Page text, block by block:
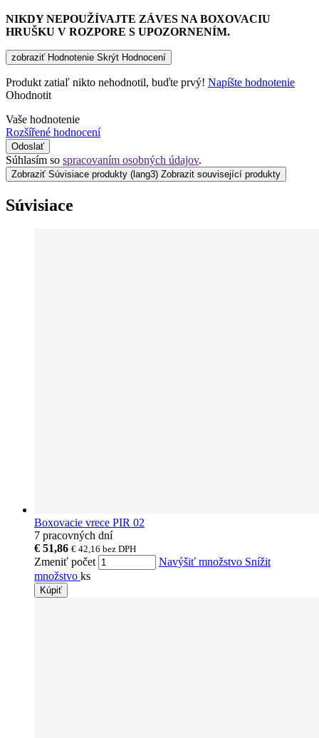
NIKDY NEPOUŽÍVAJTE ZÁVES NA BOXOVACIU
HRUŠKU V ROZPORE S UPOZORNENÍM.
zobraziť Hodnotenie Skrýt Hodnocení
Produkt zatiaľ nikto nehodnotil, buďte prvý! Napíšte hodnotenie
Ohodnotit
Vaše hodnotenie
Rozšířené hodnocení
Odoslať
Súhlasím so spracovaním osobných údajov.
Zobraziť Súvisiace produkty (lang3) Zobrazit související produkty
Súvisiace
Boxovacie vrece PIR 02
7 pracovných dní
€ 51,86 € 42,16 bez DPH
Zmeniť počet Navýšiť množstvo Snížit
množstvo ks
Kúpiť